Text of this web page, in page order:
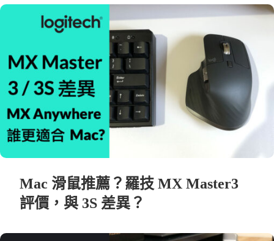
Mac 滑鼠推薦？羅技 MX Master3
評價，與 3S 差異？